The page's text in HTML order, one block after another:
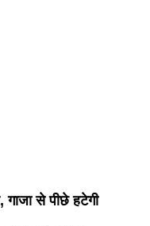
गाजा से पीछे हटेगी